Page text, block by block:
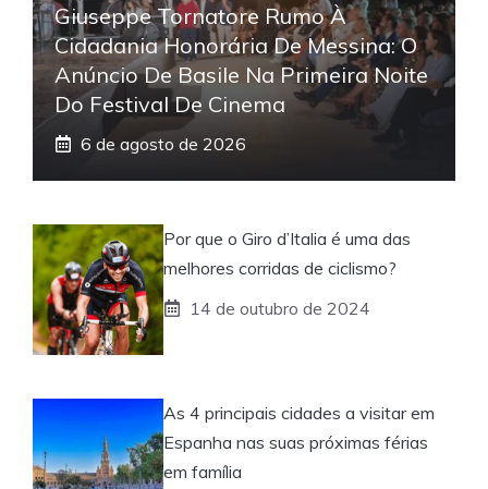
Giuseppe Tornatore Rumo À
Cidadania Honorária De Messina: O
Anúncio De Basile Na Primeira Noite
Do Festival De Cinema
6 de agosto de 2026
Por que o Giro d’Italia é uma das
melhores corridas de ciclismo?
14 de outubro de 2024
As 4 principais cidades a visitar em
Espanha nas suas próximas férias
em família